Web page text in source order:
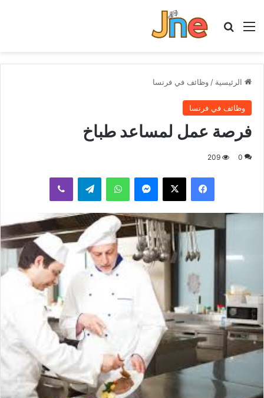
القائمة بحث عن
الرئيسية / وظائف في فرنسا
وظائف في فرنسا
فرصة عمل لمساعد طباخ
0
209
فيسبوك واتساب